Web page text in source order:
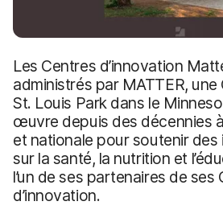
Les Centres d’innovation
administrés par MATTER, une
St. Louis Park dans le
œuvre depuis des décennies à
et nationale pour soutenir des
sur la santé, la nutrition et
l’un de ses partenaires de ses
d’innovation.